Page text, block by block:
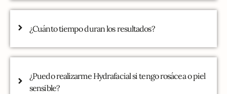
¿Cuánto tiempo duran los resultados?
¿Puedo realizarme Hydrafacial si tengo rosácea o piel
sensible?